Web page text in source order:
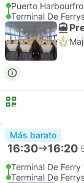
Puerto
Terminal De
Más barato
16:30 16:20
Terminal De
Terminal De